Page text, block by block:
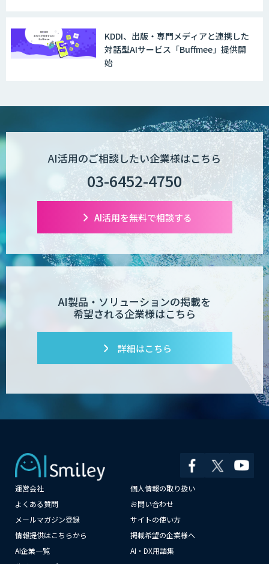
AI受託開発（データ分析・画像認識）
低コスト・短納期のAI受託開発
【現場に特化したAI】映像解析・画像解
comipro AI
デジフロー
SciCS
大型車専用 巻き込み警告システム SEES-
1000シリーズ
KDDI、出版・専門メディアと連携した
対話型AIサービス「Buffmee」提供開
始
AI活用のご相談したい企業様はこちら
03-6452-4750
AI活用を無料で相談する
AI製品・ソリューションの掲載を
希望される企業様はこちら
詳細はこちら
運営会社
個人情報の取り扱い
よくある質問
お問い合わせ
メールマガジン登録
サイトの使い方
情報提供はこちらから
掲載希望の企業様へ
AI企業一覧
AI・DX用語集